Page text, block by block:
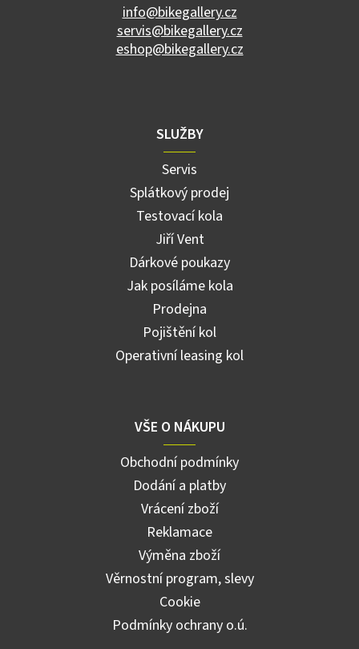
y
v
ý
p
info@bikegallery.cz
servis@bikegallery.cz
eshop@bikegallery.cz
SLUŽBY
Servis
Splátkový prodej
Testovací kola
Jiří Vent
Dárkové poukazy
Jak posíláme kola
Prodejna
Pojištění kol
Operativní leasing kol
VŠE O NÁKUPU
Obchodní podmínky
Dodání a platby
Vrácení zboží
Reklamace
Výměna zboží
Věrnostní program, slevy
Cookie
Podmínky ochrany o.ú.